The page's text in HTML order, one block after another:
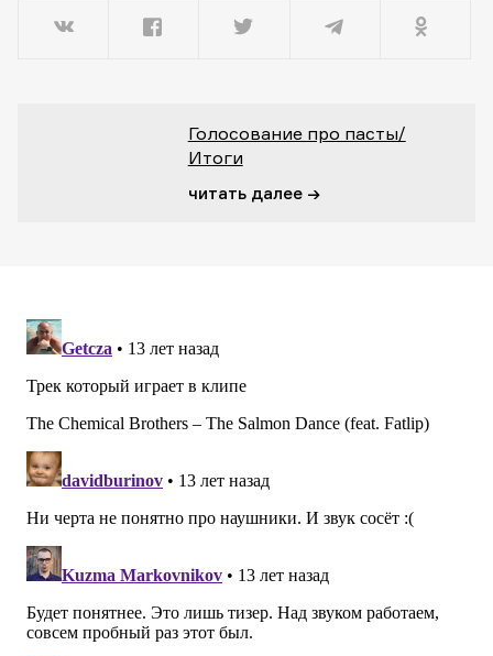
Голосование про пасты/
Итоги
читать далее →